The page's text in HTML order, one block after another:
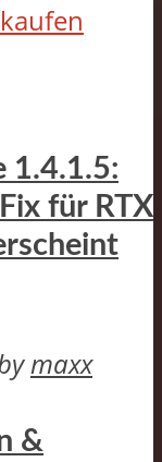
1.4.1.5:
für RTX
maxx
&